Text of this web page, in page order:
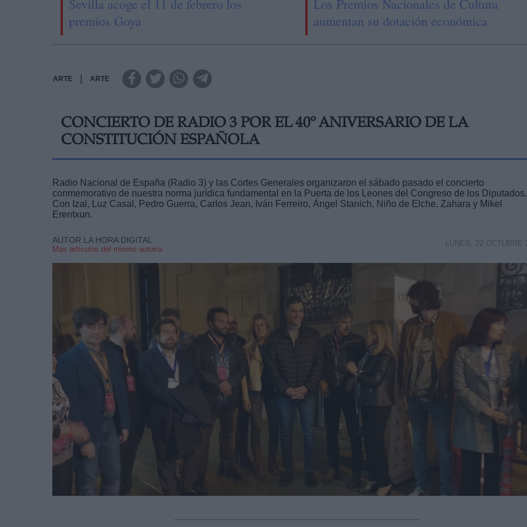
Sevilla acoge el 11 de febrero los
premios Goya
Los Premios Nacionales de Cultura
aumentan su dotación económica
ARTE ARTE
CONCIERTO DE RADIO 3 POR EL 40º ANIVERSARIO DE LA
CONSTITUCIÓN ESPAÑOLA
Radio Nacional de España (Radio 3) y las Cortes Generales organizaron el sábado pasado el concierto
conmemorativo de nuestra norma jurídica fundamental en la Puerta de los Leones del Congreso de los Diputados.
Con Izal, Luz Casal, Pedro Guerra, Carlos Jean, Iván Ferreiro, Ángel Stanich, Niño de Elche, Zahara y Mikel
Erentxun.
AUTOR LA HORA DIGITAL
Mas artículos del mismo autor/a
LUNES, 22 OCTUBRE